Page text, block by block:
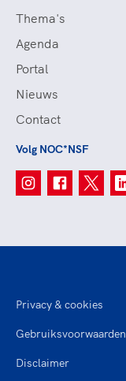
Thema's
Agenda
Portal
Nieuws
Contact
Volg NOC*NSF
Privacy & cookies
Gebruiksvoorwaarden
Disclaimer